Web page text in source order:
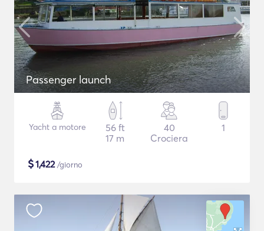
Passenger launch
Yacht a motore
56 ft
17 m
40
Crociera
1
$1,422/giorno